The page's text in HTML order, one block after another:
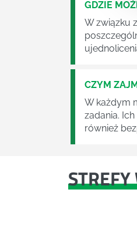
GDZIE
W związku
CZYM
W każdym
zadania.
również